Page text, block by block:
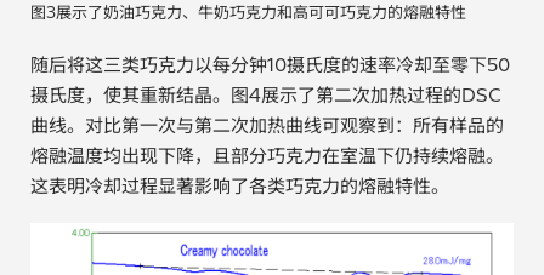
图3展示了奶油巧克力、牛奶巧克力和高可可巧克力的熔融特性
随后将这三类巧克力以每分钟10摄氏度的速率冷却至零下50
摄氏度，使其重新结晶。图4展示了第二次加热过程的DSC
曲线。对比第一次与第二次加热曲线可观察到：所有样品的
熔融温度均出现下降，且部分巧克力在室温下仍持续熔融。
这表明冷却过程显著影响了各类巧克力的熔融特性。